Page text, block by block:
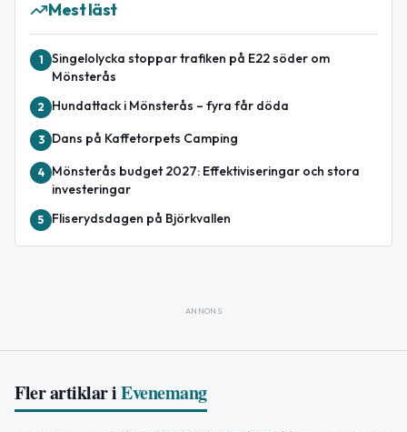
Mest läst
1
Singelolycka stoppar trafiken på E22 söder om
Mönsterås
2 Hundattack i Mönsterås – fyra får döda
3 Dans på Kaffetorpets Camping
4
Mönsterås budget 2027: Effektiviseringar och stora
investeringar
5 Fliserydsdagen på Björkvallen
ANNONS
Fler artiklar iEvenemang